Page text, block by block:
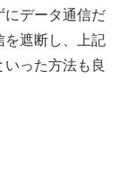
にデータ通信だ
を遮断し、上記
った方法も良